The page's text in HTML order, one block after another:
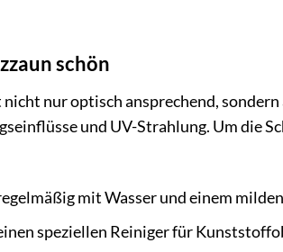
schön
nur optisch ansprechend,
und UV-Strahlung. Um die
mit Wasser und einem
speziellen Reiniger für